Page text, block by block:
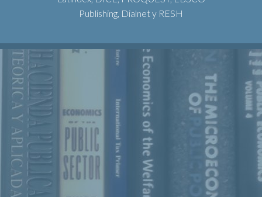
Publishing, Dialnet y RESH